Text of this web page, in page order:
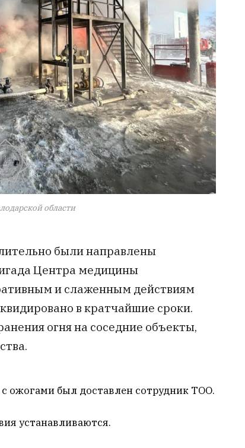
области
были направлены
Центра медицины
и слаженным действиям
в кратчайшие сроки.
огня на соседние объекты,
ожогами был доставлен сотрудник ТОО.
устанавливаются.